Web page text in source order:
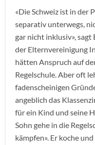
«Die Schweiz ist in der
separativ unterwegs,
gar nicht inklusiv», sagt
der Elternvereinigung
hätten Anspruch auf
Regelschule. Aber oft
fadenscheinigen
angeblich das
für ein Kind und seine
Sohn gehe in die
kämpfen». Er koche